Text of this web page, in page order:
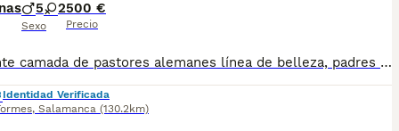
5 2
Sexo
500 €
Precio
Excelente camada de pastores alemanes línea de belleza, padres procedentes del ceppa, Fotos reales Mandamos más fotos y vídeos de los cacharros y de los padres por wassap sin ningún compromiso. Precio real.
Identidad Verificada
, Salamanca (130.2km)